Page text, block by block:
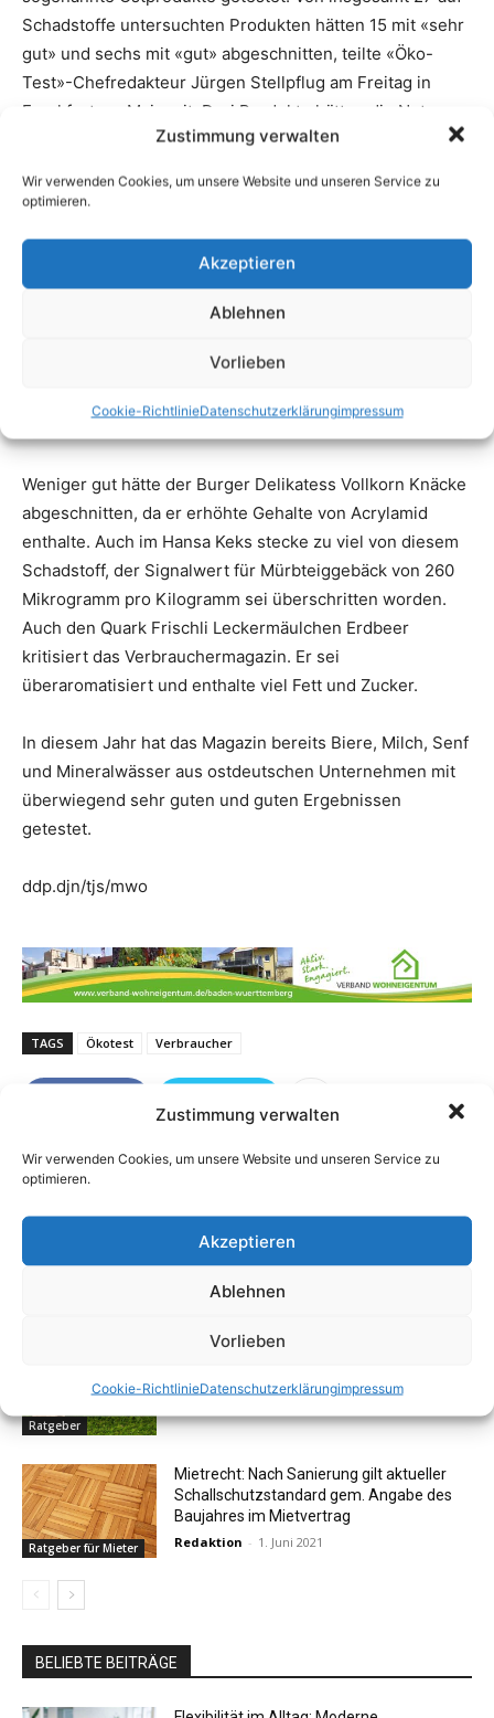
Zustimmung verwalten
Wir verwenden Cookies, um unsere Website und unseren Service zu
optimieren.
Akzeptieren
Ablehnen
Vorlieben
Cookie-RichtlinieDatenschutzerklärungimpressum